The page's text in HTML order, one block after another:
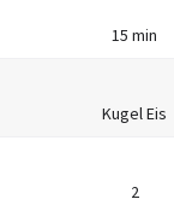
15 min
Kugel Eis
2